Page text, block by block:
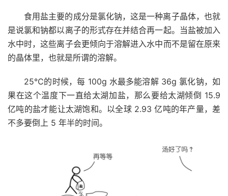
食用盐主要的成分是氯化钠，这是一种离子晶体，也就
是说氯和钠都以离子的形式存在并结合再一起。当盐被加入
水中时，这些离子会更倾向于溶解进入水中而不是留在原来
的晶体里，也就是所谓的溶解。
25℃的时候，每 100g 水最多能溶解 36g 氯化钠，如
果在这个温度下一直给太湖加盐，那么要给太湖倾倒 15.9
亿吨的盐才能让太湖饱和。以全球 2.93 亿吨的年产量，差
不多要倒上 5 年半的时间。